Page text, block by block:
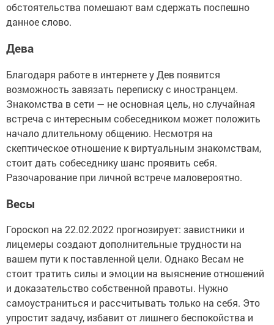
обстоятельства помешают вам сдержать поспешно
данное слово.
Дева
Благодаря работе в интернете у Дев появится
возможность завязать переписку с иностранцем.
Знакомства в сети — не основная цель, но случайная
встреча с интересным собеседником может положить
начало длительному общению. Несмотря на
скептическое отношение к виртуальным знакомствам,
стоит дать собеседнику шанс проявить себя.
Разочарование при личной встрече маловероятно.
Весы
Гороскоп на 22.02.2022 прогнозирует: завистники и
лицемеры создают дополнительные трудности на
вашем пути к поставленной цели. Однако Весам не
стоит тратить силы и эмоции на выяснение отношений
и доказательство собственной правоты. Нужно
самоустраниться и рассчитывать только на себя. Это
упростит задачу, избавит от лишнего беспокойства и